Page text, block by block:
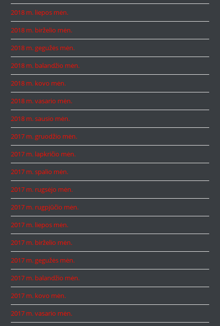
2018 m. liepos mėn.
2018 m. birželio mėn.
2018 m. gegužės mėn.
2018 m. balandžio mėn.
2018 m. kovo mėn.
2018 m. vasario mėn.
2018 m. sausio mėn.
2017 m. gruodžio mėn.
2017 m. lapkričio mėn.
2017 m. spalio mėn.
2017 m. rugsėjo mėn.
2017 m. rugpjūčio mėn.
2017 m. liepos mėn.
2017 m. birželio mėn.
2017 m. gegužės mėn.
2017 m. balandžio mėn.
2017 m. kovo mėn.
2017 m. vasario mėn.